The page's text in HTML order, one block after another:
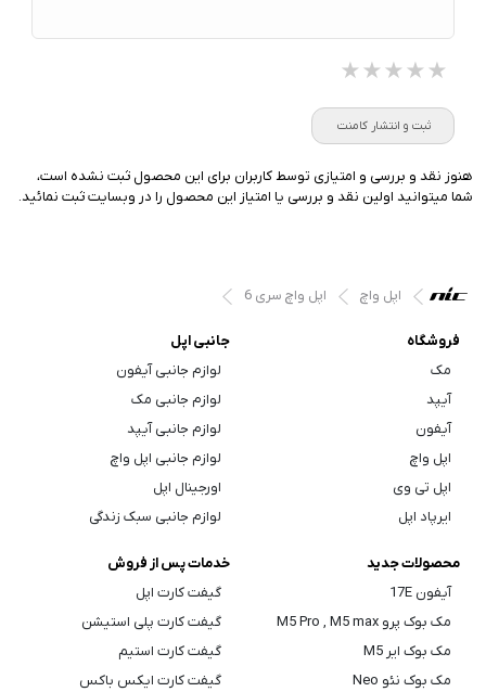
★★★★★
★★★★★
★★★★★
ثبت و انتشار کامنت
هنوز نقد و بررسی و امتیازی توسط کاربران برای این محصول ثبت نشده است،
شما میتوانید اولین نقد و بررسی یا امتیاز این محصول را در وبسایت ثبت نمائید.
اپل واچ اپل واچ سری 6
فروشگاه
مک
آیپد
آیفون
اپل واچ
اپل تی وی
ایرپاد اپل
جانبی اپل
لوازم جانبی آیفون
لوازم جانبی مک
لوازم جانبی آیپد
لوازم جانبی اپل واچ
اورجینال اپل
لوازم جانبی سبک زندگی
محصولات جدید
آیفون 17E
مک بوک پرو M5 Pro , M5 max
مک بوک ایر M5
مک بوک نئو Neo
خدمات پس از فروش
گیفت کارت اپل
گیفت کارت پلی استیشن
گیفت کارت استیم
گیفت کارت ایکس باکس